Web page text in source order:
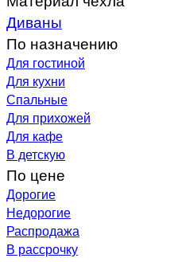
Диваны
По назначению
Для гостиной
Для кухни
Спальные
Для прихожей
Для кафе
В детскую
По цене
Дорогие
Недорогие
Распродажа
В рассрочку